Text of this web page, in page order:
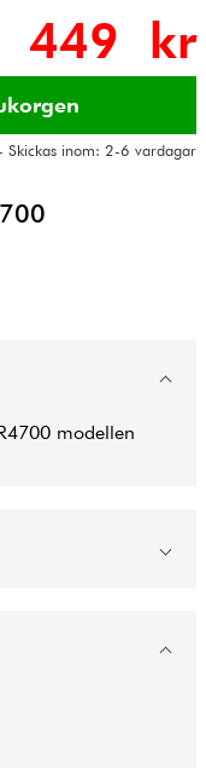
449 kr
Skickas inom: 2-6 vardagar
modellen